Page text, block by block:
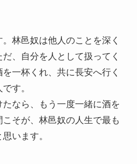
林邑奴は他人のことを深く
、自分を人として扱ってく
一杯くれ、共に長安へ行く
す。
なら、もう一度一緒に酒を
そが、林邑奴の人生で最も
います。